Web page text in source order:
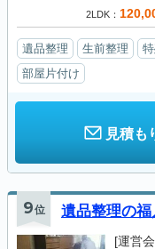
2LDK
遺品整理 生前整理
部屋片付け
見積も
9位 遺品整理の
[運営